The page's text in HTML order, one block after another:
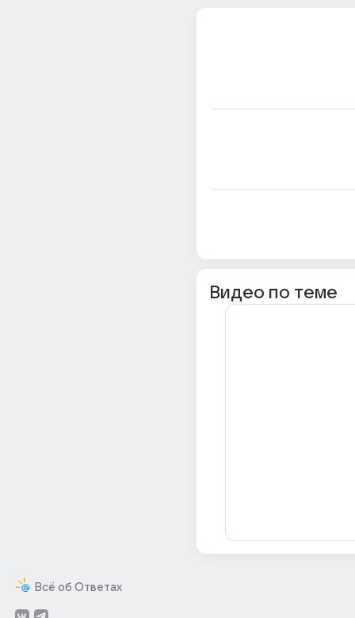
Всё об Ответах
Видео по теме